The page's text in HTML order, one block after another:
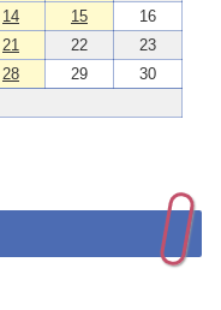
14 15
16
21 22
23
28 29
30